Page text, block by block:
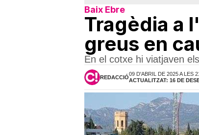
Baix Ebre
Tragèdia a
greus en
En el cotxe hi viatjaven
REDACCIÓ
09 D'ABRIL DE 2025 A LES
ACTUALITZAT: 16 DE